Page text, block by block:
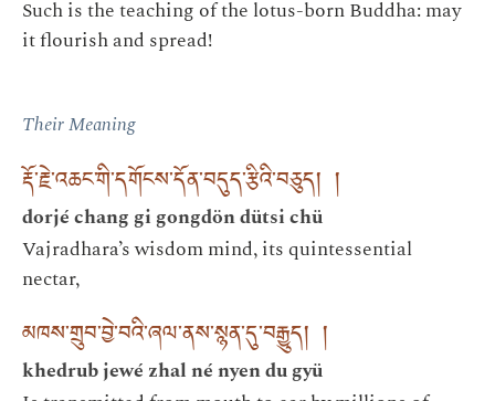
Such is the teaching of the lotus-born Buddha: may
it flourish and spread!
Their Meaning
རྡོ་རྗེ་འཆང་གི་དགོངས་དོན་བདུད་རྩིའི་བཅུད། །
dorjé chang gi gongdön dütsi chü
Vajradhara’s wisdom mind, its quintessential
nectar,
མཁས་གྲུབ་བྱེ་བའི་ཞལ་ནས་སྙན་དུ་བརྒྱུད། །
khedrub jewé zhal né nyen du gyü